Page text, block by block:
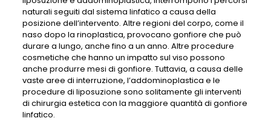
naturali seguiti dal sistema linfatico a causa della
posizione dell’intervento. Altre regioni del corpo, come il
naso dopo la rinoplastica, provocano gonfiore che può
durare a lungo, anche fino a un anno. Altre procedure
cosmetiche che hanno un impatto sul viso possono
anche produrre mesi di gonfiore. Tuttavia, a causa delle
vaste aree di interruzione, l’addominoplastica e le
procedure di liposuzione sono solitamente gli interventi
di chirurgia estetica con la maggiore quantità di gonfiore
linfatico.